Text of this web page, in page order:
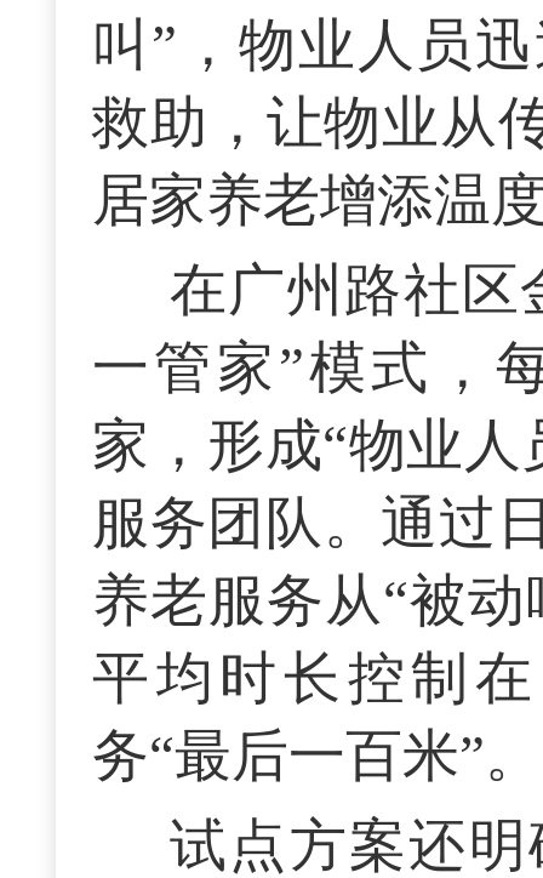
叫”，物业人员
救助，让物业从
居家养老增添温
在广州路社区
一管家”模式，
家，形成“物业
服务团队。通过
养老服务从“被
平均时长控制
务“最后一百米”。
试点方案还